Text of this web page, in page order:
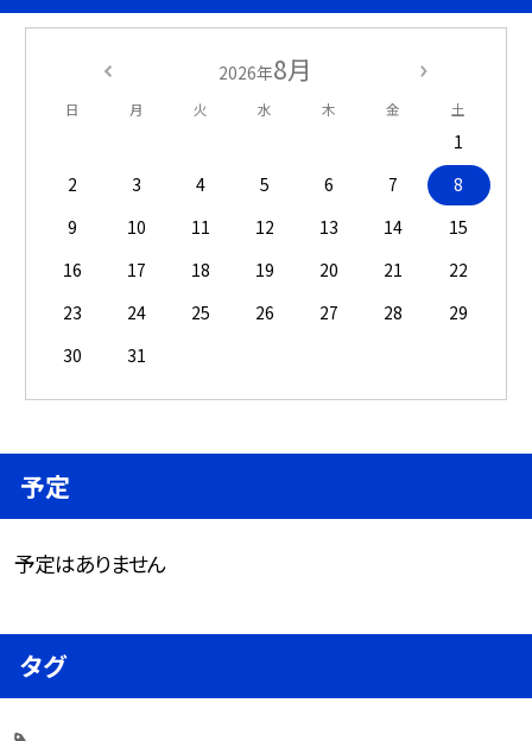
2026年8月
日 月 火 水 木 金 土
1
2
3 4 5 6 7
8
9
10 11 12 13 14
15
16
17 18 19 20 21
22
23
24 25 26 27 28
29
30
31
予定
予定はありません
タグ